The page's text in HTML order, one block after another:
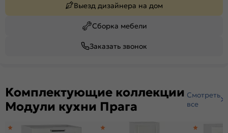
Выезд дизайнера на дом
Сборка мебели
Заказать звонок
Комплектующие коллекции
Модули кухни Прага
Смотреть
все